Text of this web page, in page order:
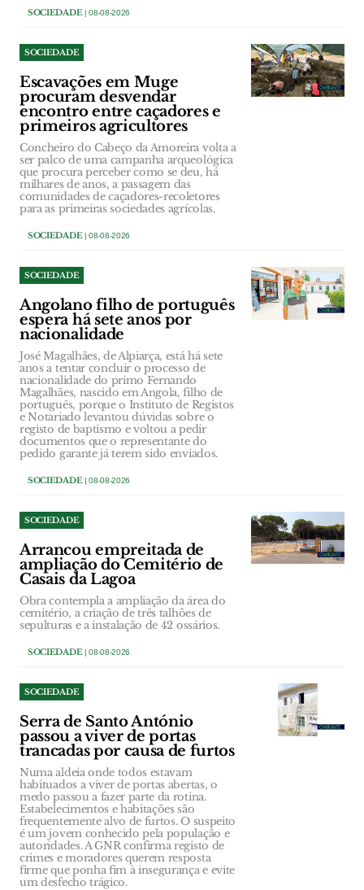
SOCIEDADE| 08-08-2026
SOCIEDADE
Escavações em Muge
procuram desvendar
encontro entre caçadores e
primeiros agricultores
Concheiro do Cabeço da Amoreira volta a
ser palco de uma campanha arqueológica
que procura perceber como se deu, há
milhares de anos, a passagem das
comunidades de caçadores-recoletores
para as primeiras sociedades agrícolas.
SOCIEDADE| 08-08-2026
SOCIEDADE
Angolano filho de português
espera há sete anos por
nacionalidade
José Magalhães, de Alpiarça, está há sete
anos a tentar concluir o processo de
nacionalidade do primo Fernando
Magalhães, nascido em Angola, filho de
português, porque o Instituto de Registos
e Notariado levantou dúvidas sobre o
registo de baptismo e voltou a pedir
documentos que o representante do
pedido garante já terem sido enviados.
SOCIEDADE| 08-08-2026
SOCIEDADE
Arrancou empreitada de
ampliação do Cemitério de
Casais da Lagoa
Obra contempla a ampliação da área do
cemitério, a criação de três talhões de
sepulturas e a instalação de 42 ossários.
SOCIEDADE| 08-08-2026
SOCIEDADE
Serra de Santo António
passou a viver de portas
trancadas por causa de furtos
Numa aldeia onde todos estavam
habituados a viver de portas abertas, o
medo passou a fazer parte da rotina.
Estabelecimentos e habitações são
frequentemente alvo de furtos. O suspeito
é um jovem conhecido pela população e
autoridades. A GNR confirma registo de
crimes e moradores querem resposta
firme que ponha fim à insegurança e evite
um desfecho trágico.